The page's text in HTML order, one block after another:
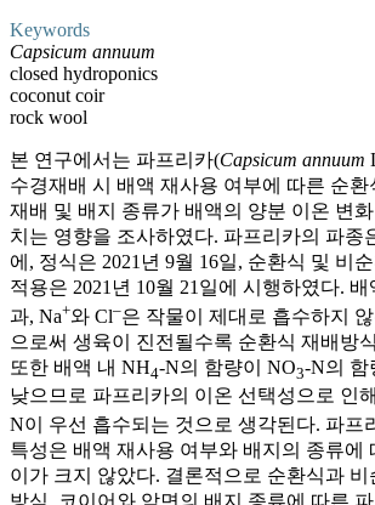
Keywords
Capsicum annuum
closed hydroponics
coconut coir
rock wool
본 연구에서는 파프리카(Capsicum annuum
수경재배 시 배액 재사용 여부에 따른 순환
재배 및 배지 종류가 배액의 양분 이온 변화
치는 영향을 조사하였다. 파프리카의 파종
에, 정식은 2021년 9월 16일, 순환식 및 비
적용은 2021년 10월 21일에 시행하였다.
과, Na+와 Cl‒은 작물이 제대로 흡수하지
으로써 생육이 진전될수록 순환식 재배방
또한 배액 내 NH4-N의 함량이 NO3-N의 함
낮으므로 파프리카의 이온 선택성으로 인
N이 우선 흡수되는 것으로 생각된다. 파프
특성은 배액 재사용 여부와 배지의 종류에
이가 크지 않았다. 결론적으로 순환식과 비
방식, 코이어와 암면의 배지 종류에 따른